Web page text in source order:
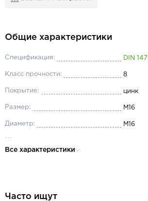
Общие характеристики
Спецификация: DIN
Класс прочности: 8
Покрытие: цинк
Размер: М16
Диаметр: М16
Все характеристики
Часто ищут